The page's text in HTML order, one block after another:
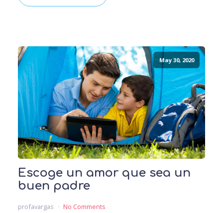
May 30, 2020
Escoge un amor que sea un
buen padre
profavargas No Comments